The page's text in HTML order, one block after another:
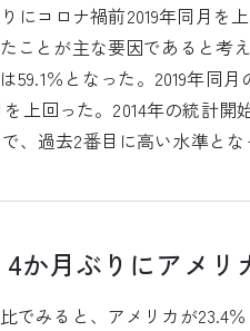
にコロナ禍前2019年同月を
とが主な要因であると考え
％となった。2019年同月
を上回った。2014年の統計
、過去2番目に高い水準とな
か月ぶりにアメリ
みると、アメリカが23.4％